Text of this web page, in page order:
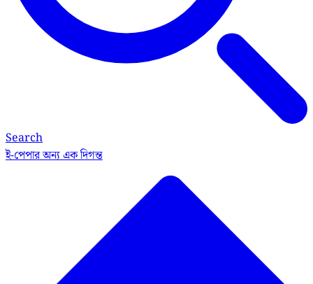
Search
ই-পেপারঅন্য এক দিগন্ত